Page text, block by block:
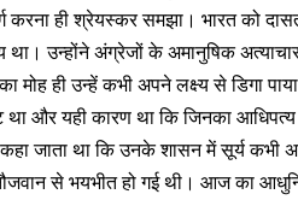
करना ही श्रेयस्कर समझा। भारत को
था। उन्होंने अंग्रेजों के अमानुषिक
मोह ही उन्हें कभी अपने लक्ष्य से डिगा
और यही कारण था कि जिनका
जाता था कि उनके शासन में सूर्य कभी
से भयभीत हो गई थी। आज का